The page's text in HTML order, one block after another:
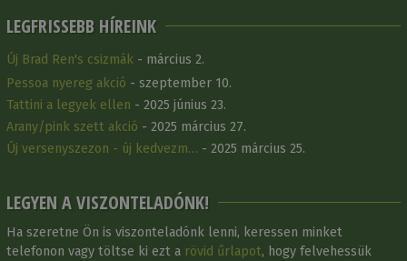
LEGFRISSEBB HÍREINK
Új Brad Ren's csizmák - március 2.
Pessoa nyereg akció - szeptember 10.
Tattini a legyek ellen - 2025 június 23.
Arany/pink szett akció - 2025 március 27.
Új versenyszezon - új kedvezm… - 2025 március 25.
LEGYEN A VISZONTELADÓNK!
Ha szeretne Ön is viszonteladónk lenni, keressen minket
telefonon vagy töltse ki ezt a rövid űrlapot, hogy felvehessük